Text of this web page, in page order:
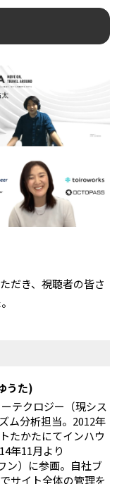
だき、視聴者の皆さ
うた)
テクロジー（現シス
ム分析担当。2012年
たかたにてインハウ
年11月より
ン）に参画。自社ブ
サイト全体の管理を